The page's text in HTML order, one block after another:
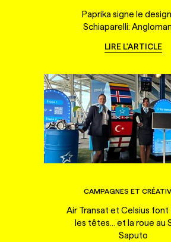
Paprika signe le
Schiaparelli:
LIRE L'ARTICLE
CAMPAGNES ET
Air Transat et Celsius
les têtes... et la roue au
Saputo